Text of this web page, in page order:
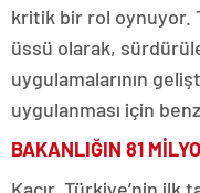
kritik bir rol oynuyor.
üssü olarak,
uygulamalarının
uygulanması için
BAKANLIĞIN 81